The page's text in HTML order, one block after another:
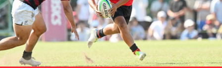
運動部支援
お問い合わせ
プライバシーポリシー